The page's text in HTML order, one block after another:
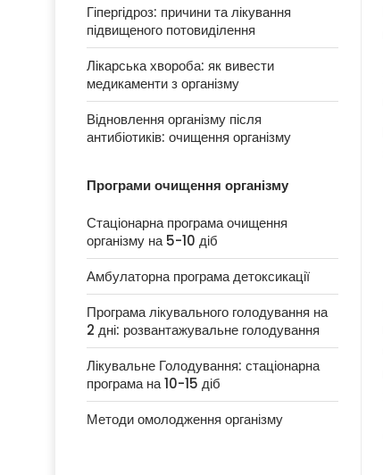
Гіпергідроз: причини та лікування
підвищеного потовиділення
Лікарська хвороба: як вивести
медикаменти з організму
Відновлення організму після
антибіотиків: очищення організму
Програми очищення організму
Стаціонарна програма очищення
організму на 5-10 діб
Амбулаторна програма детоксикації
Програма лікувального голодування на
2 дні: розвантажувальне голодування
Лікувальне Голодування: стаціонарна
програма на 10-15 діб
Методи омолодження організму